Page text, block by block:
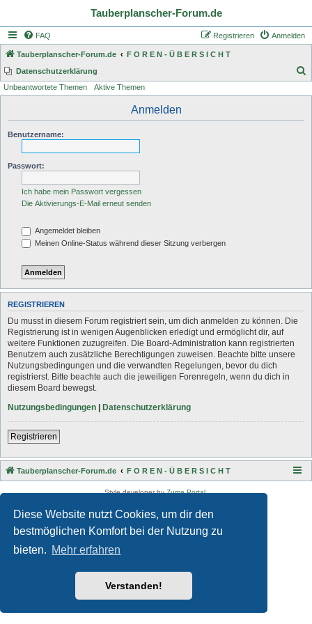
Diese Website nutzt Cookies, um dir den
bestmöglichen Komfort bei der Nutzung zu
bieten. Mehr erfahren
Verstanden!
Tauberplanscher-Forum.de
FAQ Anmelden
Registrieren
Tauberplanscher-Forum.de
F O R E N - Ü B E R S I C H T
Datenschutzerklärung
Unbeantwortete Themen Aktive Themen
Anmelden
Benutzername:
Passwort:
Ich habe mein Passwort vergessen
Die Aktivierungs-E-Mail erneut senden
Angemeldet bleiben
Meinen Online-Status während dieser Sitzung verbergen
REGISTRIEREN
Du musst in diesem Forum registriert sein, um dich anmelden zu können. Die
Registrierung ist in wenigen Augenblicken erledigt und ermöglicht dir, auf
weitere Funktionen zuzugreifen. Die Board-Administration kann registrierten
Benutzern auch zusätzliche Berechtigungen zuweisen. Beachte bitte unsere
Nutzungsbedingungen und die verwandten Regelungen, bevor du dich
registrierst. Bitte beachte auch die jeweiligen Forenregeln, wenn du dich in
diesem Board bewegst.
Nutzungsbedingungen | Datenschutzerklärung
Registrieren
Tauberplanscher-Forum.de F O R E N - Ü B E R S I C H T
Style developer byZuma Portal,
Deutsche Übersetzung durchphpBB.de
Datenschutz
Nutzungsbedingungen